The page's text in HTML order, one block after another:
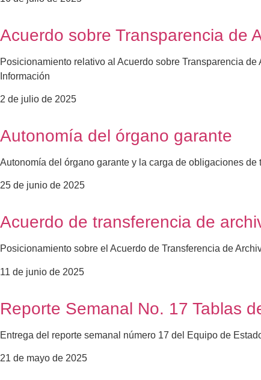
Acuerdo sobre Transparencia de
Posicionamiento relativo al Acuerdo sobre Transparencia
Información
2 de julio de 2025
Autonomía del órgano garante
Autonomía del órgano garante y la carga de obligaciones
25 de junio de 2025
Acuerdo de transferencia de
Posicionamiento sobre el Acuerdo de Transferencia de
11 de junio de 2025
Reporte Semanal No. 17 Tablas
Entrega del reporte semanal número 17 del Equipo de
21 de mayo de 2025